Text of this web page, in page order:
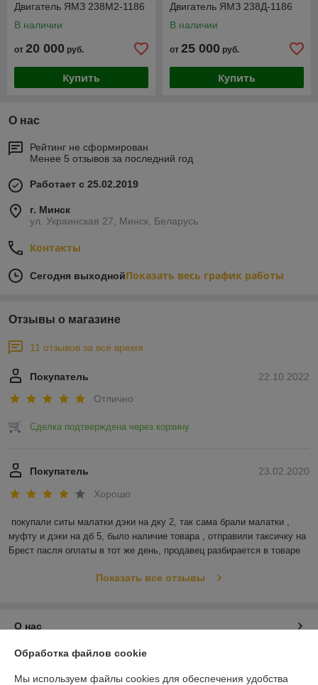
Двигатель ЯМЗ 238М2-1186
В наличии
от 20 000 руб.
Купить
Двигатель ЯМЗ 238Д-1186
В наличии
от 25 000 руб.
Купить
О нас
Рейтинг не сформирован
Менее 5 отзывов за последний год
Работает с 25.02.2019
г. Минск
ул. Украинская 27, Минск, Беларусь
Контакты
Сегодня выходнойПоказать весь график работы
Отзывы о магазине
11 отзывов за всё время
22.10.2022
Покупатель
Отлично
Сделка подтверждена через корзину
23.02.2020
Покупатель
Хорошо
покупали ситы малатки дэки на дку 2, так сама брали малатки ,
муфту и дэки на дб 5, было наличие товара , отправили таксичку на
Брест пасля оплаты в тот же день, продавец разбирается в товаре
Показать все отзывы
О нас
Контакты
Обработка файлов cookie
Мы используем файлы cookies для обеспечения удобства